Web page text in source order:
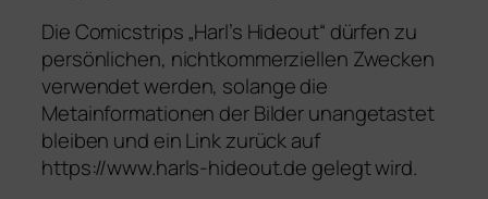
Die Comicstrips „Harl’s Hideout“ dürfen zu
persönlichen, nichtkommerziellen Zwecken
verwendet werden, solange die
Metainformationen der Bilder unangetastet
bleiben und ein Link zurück auf
https://www.harls-hideout.de gelegt wird.